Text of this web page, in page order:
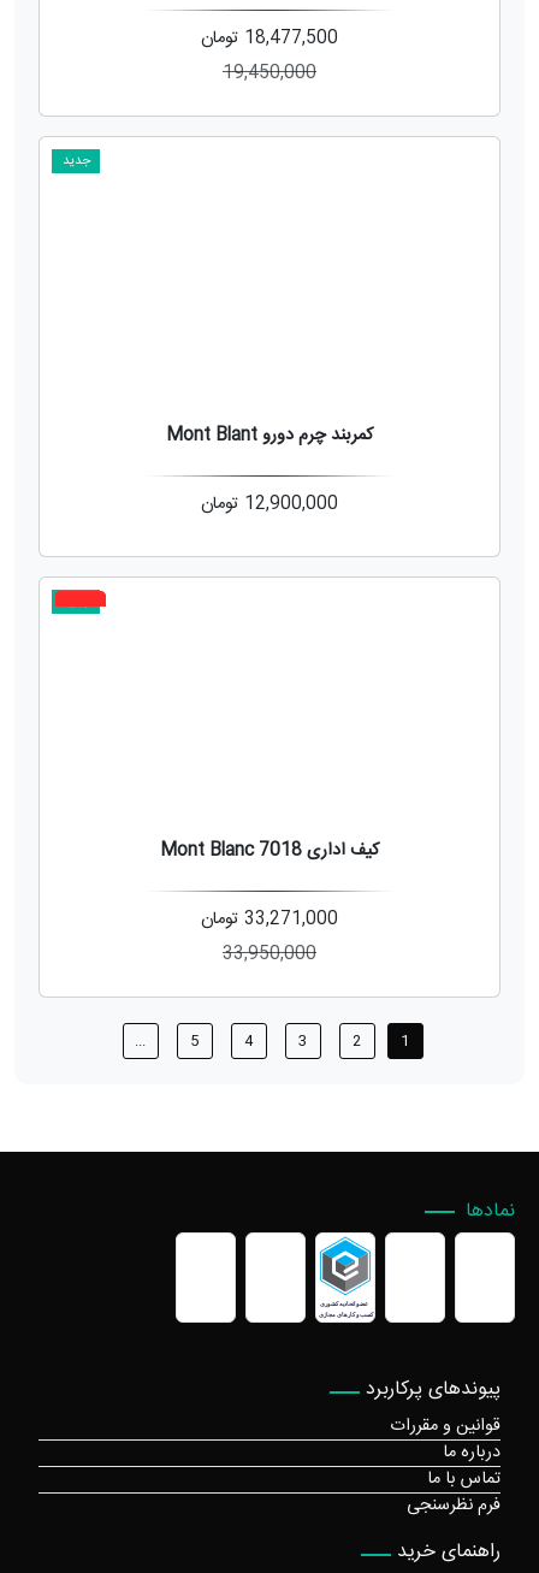
18,477,500 تومان
19,450,000
جدید
کمربند چرم دورو Mont Blant
12,900,000 تومان
جدید
کیف اداری Mont Blanc 7018
33,271,000 تومان
33,950,000
1
2
3
4
5
...
پیوندهای پرکاربرد
قوانین و مقررات
درباره ما
تماس با ما
فرم نظرسنجی
راهنمای خرید
نمادها